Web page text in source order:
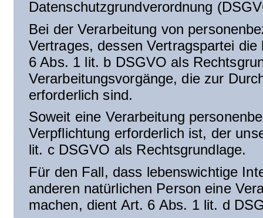
Datenschutzgrundverordnung
Bei der Verarbeitung von
Vertrages, dessen Vertragspartei
6 Abs. 1 lit. b DSGVO als
Verarbeitungsvorgänge, die zur
erforderlich sind.
Soweit eine Verarbeitung
Verpflichtung erforderlich ist, der
lit. c DSGVO als Rechtsgrundlage.
Für den Fall, dass lebenswichtige
anderen natürlichen Person eine
machen, dient Art. 6 Abs. 1 lit. d